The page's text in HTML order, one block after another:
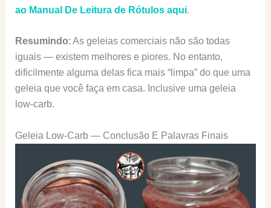
ao Manual De Leitura de Rótulos aqui.
Resumindo: As geleias comerciais não são todas
iguais — existem melhores e piores. No entanto,
dificilmente alguma delas fica mais “limpa” do que uma
geleia que você faça em casa. Inclusive uma geleia
low-carb.
Geleia Low-Carb — Conclusão E Palavras Finais